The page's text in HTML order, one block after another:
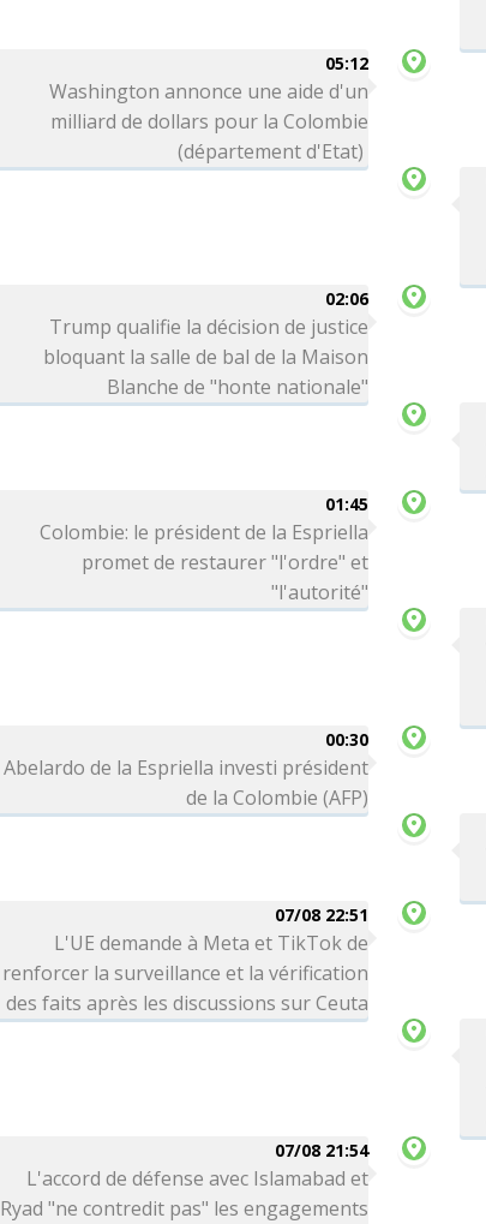
05:12
Washington annonce une aide d'un
milliard de dollars pour la Colombie
(département d'Etat)
02:06
Trump qualifie la décision de justice
bloquant la salle de bal de la Maison
Blanche de "honte nationale"
01:45
Colombie: le président de la Espriella
promet de restaurer "l'ordre" et
"l'autorité"
00:30
Abelardo de la Espriella investi président
de la Colombie (AFP)
07/08 22:51
L'UE demande à Meta et TikTok de
renforcer la surveillance et la vérification
des faits après les discussions sur Ceuta
07/08 21:54
L'accord de défense avec Islamabad et
Ryad "ne contredit pas" les engagements